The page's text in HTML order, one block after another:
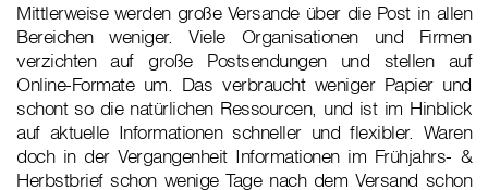
Mittlerweise werden große Versande über die Post in allen
Bereichen weniger. Viele Organisationen und Firmen
verzichten auf große Postsendungen und stellen auf
Online-Formate um. Das verbraucht weniger Papier und
schont so die natürlichen Ressourcen, und ist im Hinblick
auf aktuelle Informationen schneller und flexibler. Waren
doch in der Vergangenheit Informationen im Frühjahrs- &
Herbstbrief schon wenige Tage nach dem Versand schon